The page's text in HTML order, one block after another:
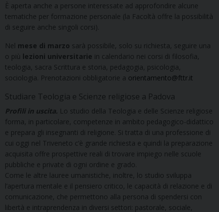
È aperta anche a persone interessate ad approfondire alcune
tematiche per formazione personale (la Facoltà offre la possibilità
di seguire anche singoli corsi).
Nel mese di marzo sarà possibile, solo su richiesta, seguire una
o più lezioni universitarie in calendario nei corsi di filosofia,
teologia, sacra Scrittura e storia, pedagogia, psicologia,
sociologia. Prenotazioni obbligatorie a orientamento@fttr.it
Studiare Teologia e Scienze religiose a Padova
Profili in uscita. Lo studio della Teologia e delle Scienze religiose
forma, in particolare, competenze in ambito pedagogico-didattico
e prepara gli insegnanti di religione. Si tratta di una professione di
cui oggi nel Triveneto c’è grande richiesta e quindi la preparazione
acquisita offre prospettive reali di trovare impiego nelle scuole
pubbliche e private di ogni ordine e grado.
Come le altre lauree umanistiche, inoltre, lo studio sviluppa
l’apertura mentale e il pensiero critico, le capacità di relazione e di
comunicazione, che permettono alla persona di spendersi con
libertà e intraprendenza in diversi settori: pastorale, sociale,